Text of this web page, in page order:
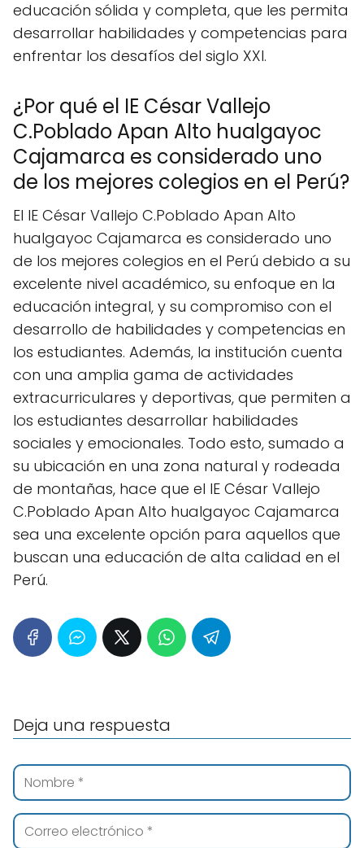
educación sólida y completa, que les permita
desarrollar habilidades y competencias para
enfrentar los desafíos del siglo XXI.
¿Por qué el IE César Vallejo
C.Poblado Apan Alto hualgayoc
Cajamarca es considerado uno
de los mejores colegios en el Perú?
El IE César Vallejo C.Poblado Apan Alto
hualgayoc Cajamarca es considerado uno
de los mejores colegios en el Perú debido a su
excelente nivel académico, su enfoque en la
educación integral, y su compromiso con el
desarrollo de habilidades y competencias en
los estudiantes. Además, la institución cuenta
con una amplia gama de actividades
extracurriculares y deportivas, que permiten a
los estudiantes desarrollar habilidades
sociales y emocionales. Todo esto, sumado a
su ubicación en una zona natural y rodeada
de montañas, hace que el IE César Vallejo
C.Poblado Apan Alto hualgayoc Cajamarca
sea una excelente opción para aquellos que
buscan una educación de alta calidad en el
Perú.
Deja una respuesta